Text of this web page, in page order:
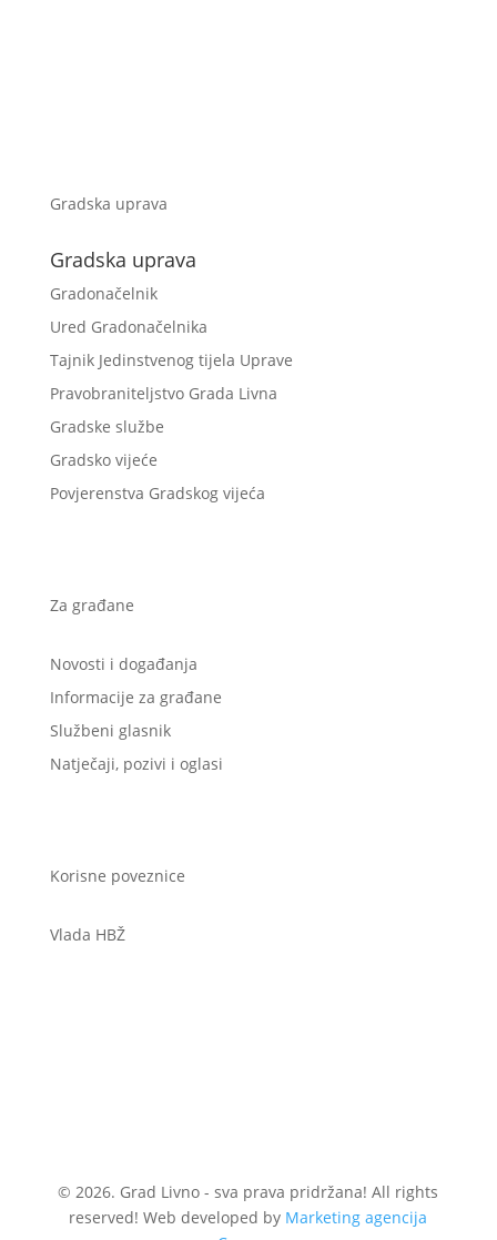
Gradska uprava
Gradska uprava
Gradonačelnik
Ured Gradonačelnika
Tajnik Jedinstvenog tijela Uprave
Pravobraniteljstvo Grada Livna
Gradske službe
Gradsko vijeće
Povjerenstva Gradskog vijeća
Za građane
Novosti i događanja
Informacije za građane
Službeni glasnik
Natječaji, pozivi i oglasi
Korisne poveznice
Vlada HBŽ
© 2026. Grad Livno - sva prava pridržana! All rights
reserved! Web developed by Marketing agencija